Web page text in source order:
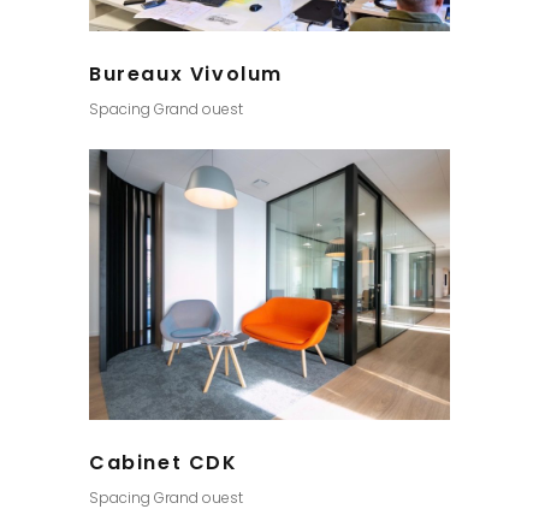
Bureaux Vivolum
Spacing Grand ouest
Cabinet CDK
Spacing Grand ouest